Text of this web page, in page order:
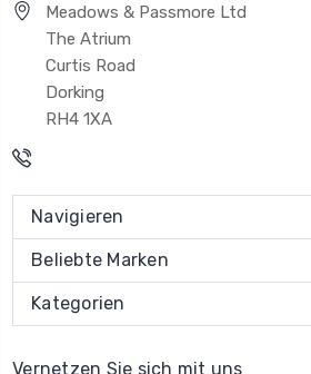
Meadows & Passmore Ltd
The Atrium
Curtis Road
Dorking
RH4 1XA
Navigieren
Beliebte Marken
Kategorien
Vernetzen Sie sich mit uns